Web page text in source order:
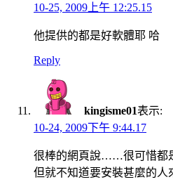
10-25, 2009上午 12:25.15
他提供的都是好軟體耶 哈
Reply
kingisme01表示:
10-24, 2009下午 9:44.17
很棒的網頁說……很可惜都
但就不知道要安裝甚麼的人